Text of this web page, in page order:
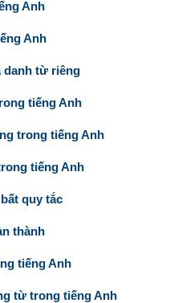
Anh
Anh
danh từ riêng
tiếng Anh
trong tiếng Anh
tiếng Anh
quy tắc
thành
tiếng Anh
từ trong tiếng Anh